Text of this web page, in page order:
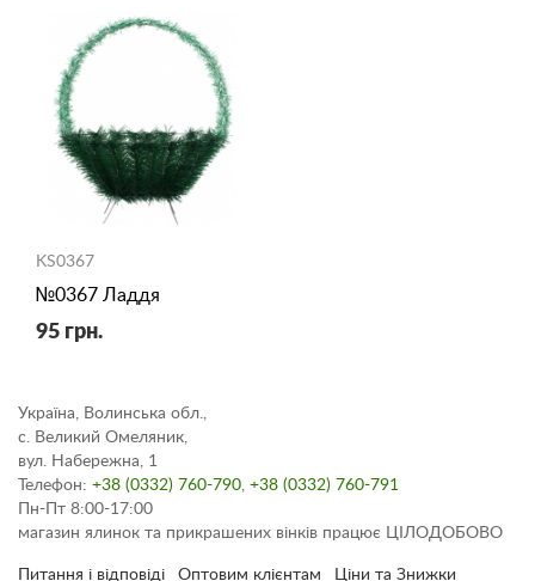
KS0367
№0367 Ладдя
95 грн.
Україна, Волинська обл.,
с. Великий Омеляник,
вул. Набережна, 1
Телефон: +38 (0332) 760-790, +38 (0332) 760-791
Пн-Пт 8:00-17:00
магазин ялинок та прикрашених вінків працює ЦІЛОДОБОВО
Питання і відповіді Оптовим клієнтам Ціни та Знижки